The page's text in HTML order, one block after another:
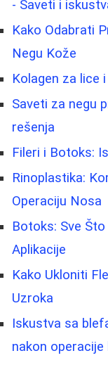
- Saveti i
Kako Odabrati
Negu Kože
Kolagen za lice
Saveti za negu
rešenja
Fileri i Botoks:
Rinoplastika:
Operaciju Nosa
Botoks: Sve
Aplikacije
Kako Ukloniti
Uzroka
Iskustva sa
nakon operacije